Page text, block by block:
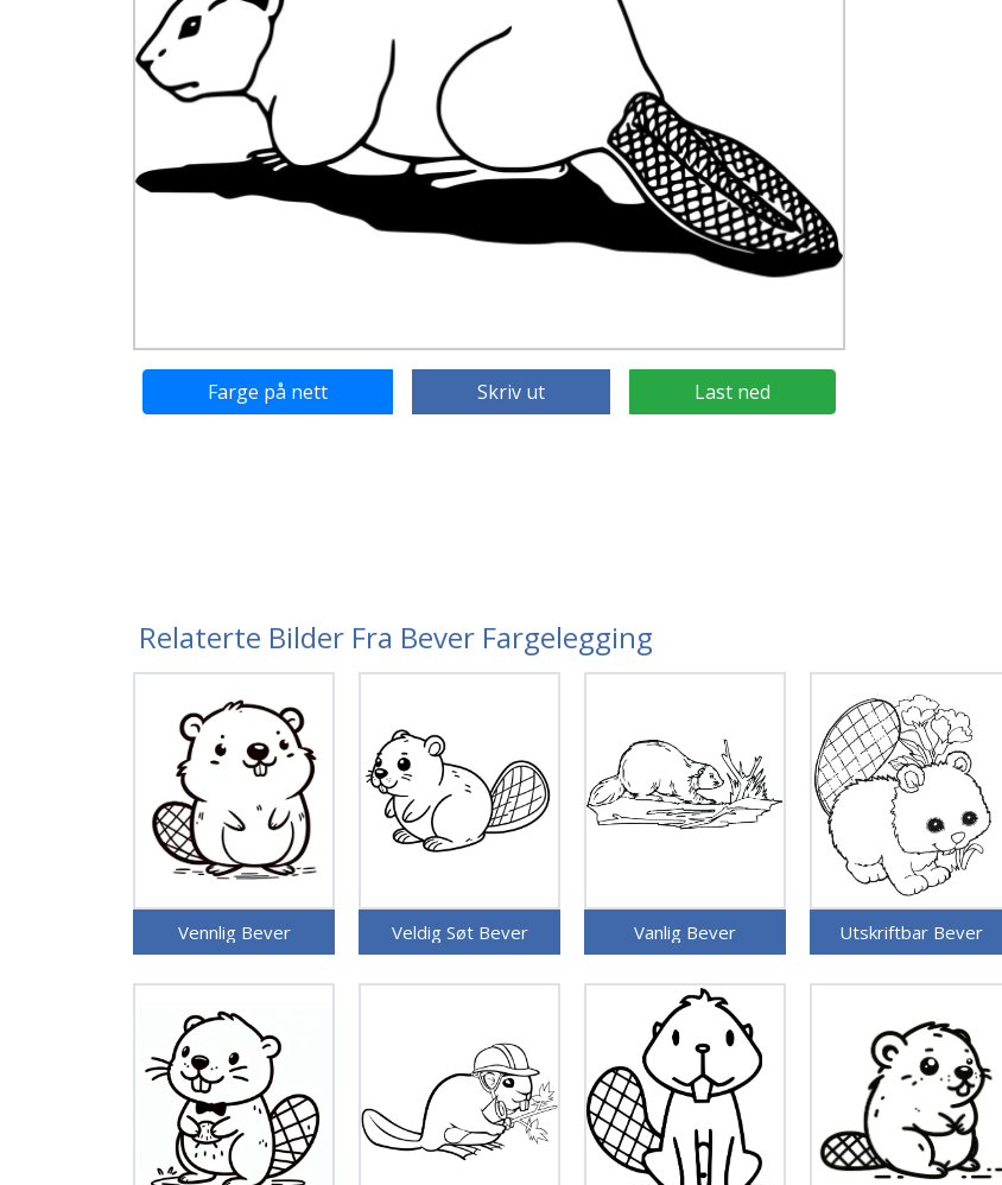
Farge på nett Skriv ut Last ned
Relaterte Bilder Fra Bever Fargelegging
Vennlig Bever Veldig Søt Bever Vanlig Bever Utskriftbar Bever